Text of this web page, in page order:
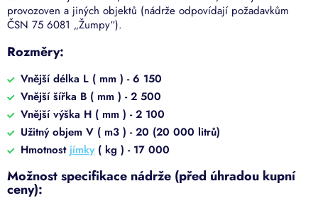
provozoven a jiných objektů (nádrže odpovídají požadavkům
ČSN 75 6081 „Žumpy“).
Rozměry:
Vnější délka L ( mm ) - 6 150
Vnější šířka B ( mm ) - 2 500
Vnější výška H ( mm ) - 2 100
Užitný objem V ( m3 ) - 20 (20 000 litrů)
Hmotnostjímky( kg ) - 17 000
Možnost specifikace nádrže (před úhradou kupní
ceny):